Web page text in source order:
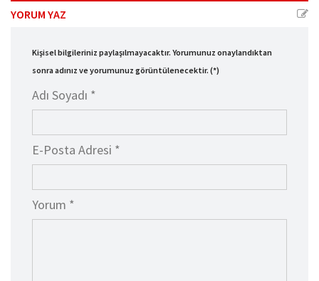
YORUM YAZ
Kişisel bilgileriniz paylaşılmayacaktır. Yorumunuz onaylandıktan
sonra adınız ve yorumunuz görüntülenecektir. (*)
Adı Soyadı *
E-Posta Adresi *
Yorum *